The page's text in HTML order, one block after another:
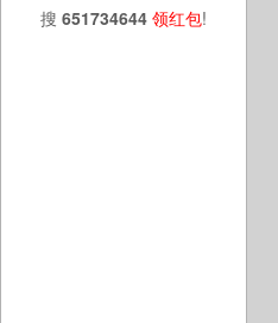
搜 651734644 领红包!